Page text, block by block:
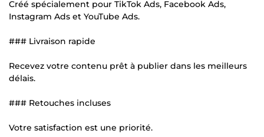
Créé spécialement pour TikTok Ads, Facebook Ads,
Instagram Ads et YouTube Ads.
### Livraison rapide
Recevez votre contenu prêt à publier dans les meilleurs
délais.
### Retouches incluses
Votre satisfaction est une priorité.